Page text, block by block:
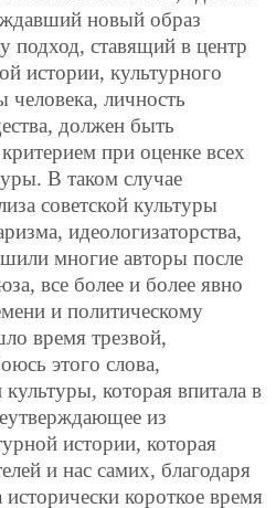
новый образ
ставящий в центр
истории, культурного
человека, личность
должен быть
при оценке всех
В таком случае
советской культуры
идеологизаторства,
многие авторы после
все более и более явно
и политическому
время трезвой,
этого слова,
которая впитала в
из
истории, которая
и нас самих, благодаря
короткое время